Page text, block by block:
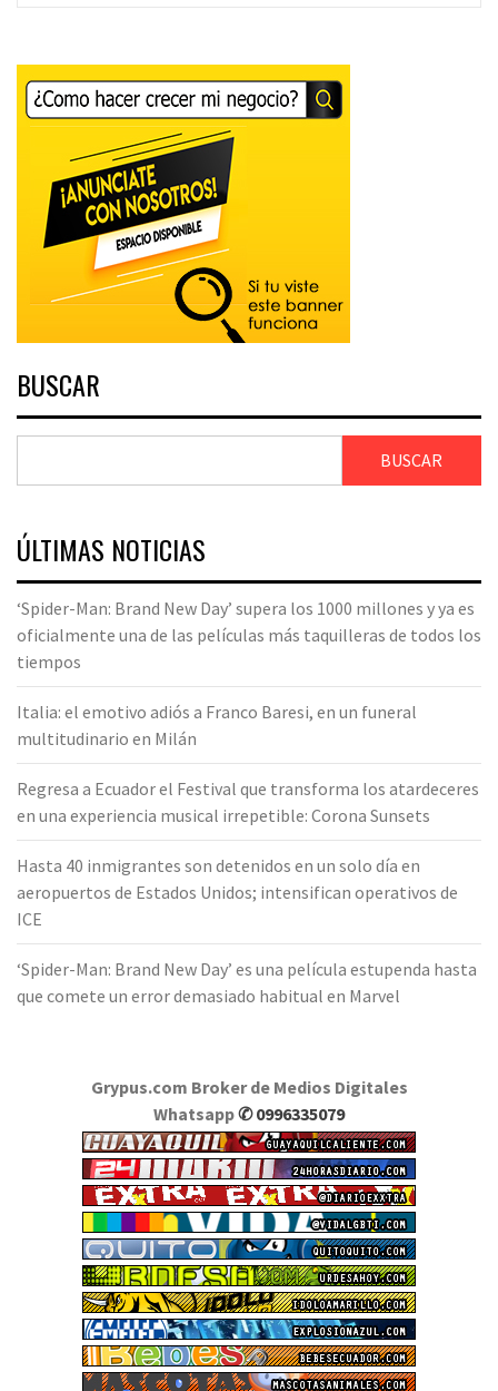
BUSCAR
BUSCAR
ÚLTIMAS NOTICIAS
‘Spider-Man: Brand New Day’ supera los 1000 millones y ya es
oficialmente una de las películas más taquilleras de todos los
tiempos
Italia: el emotivo adiós a Franco Baresi, en un funeral
multitudinario en Milán
Regresa a Ecuador el Festival que transforma los atardeceres
en una experiencia musical irrepetible: Corona Sunsets
Hasta 40 inmigrantes son detenidos en un solo día en
aeropuertos de Estados Unidos; intensifican operativos de
ICE
‘Spider-Man: Brand New Day’ es una película estupenda hasta
que comete un error demasiado habitual en Marvel
Grypus.com Broker de Medios Digitales
Whatsapp✆ 0996335079